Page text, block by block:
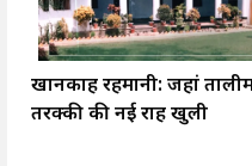
खानकाह रहमानी: जहां
तरक्की की नई राह खुली